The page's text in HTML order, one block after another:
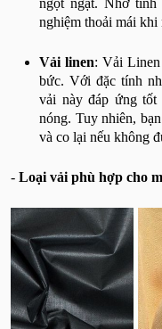
ngột ngạt. Nhờ tính
nghiệm thoải mái khi
Vải linen: Vải
bức. Với đặc tính
vải này đáp ứng tốt
nóng. Tuy nhiên,
và co lại nếu không
- Loại vải phù hợp cho